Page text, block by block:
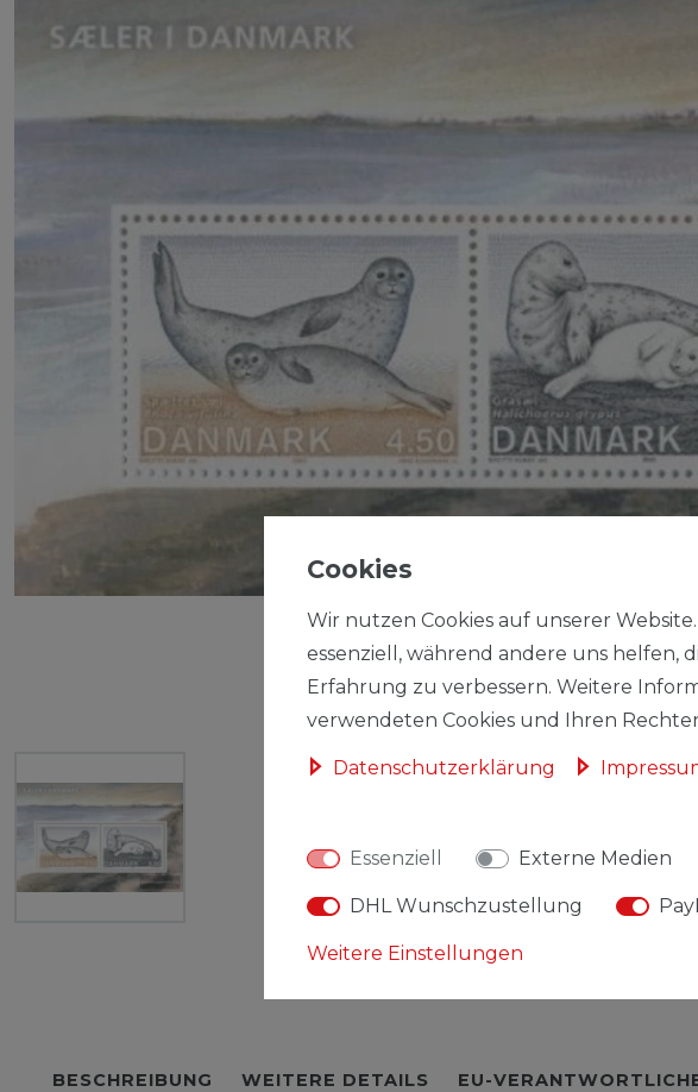
BESCHREIBUNG WEITERE DETAILS EU-
Cookies
Wir nutzen Cookies auf unserer
essenziell, während andere uns helfen,
Erfahrung zu verbessern. Weitere
verwendeten Cookies und Ihren
Daten­schutz­erklärung
Essenziell Externe Medien
DHL Wunschzustellung
Weitere Einstellungen